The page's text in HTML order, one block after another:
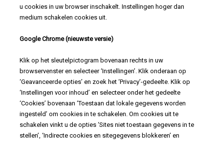
u cookies in uw browser inschakelt. Instellingen hoger dan
medium schakelen cookies uit.
Google Chrome (nieuwste versie)
Klik op het sleutelpictogram bovenaan rechts in uw
browservenster en selecteer ‘Instellingen’. Klik onderaan op
‘Geavanceerde opties’ en zoek het ‘Privacy’-gedeelte. Klik op
‘Instellingen voor inhoud’ en selecteer onder het gedeelte
‘Cookies’ bovenaan ‘Toestaan dat lokale gegevens worden
ingesteld’ om cookies in te schakelen. Om cookies uit te
schakelen vinkt u de opties ‘Sites niet toestaan gegevens in te
stellen’, ‘Indirecte cookies en sitegegevens blokkeren’ en